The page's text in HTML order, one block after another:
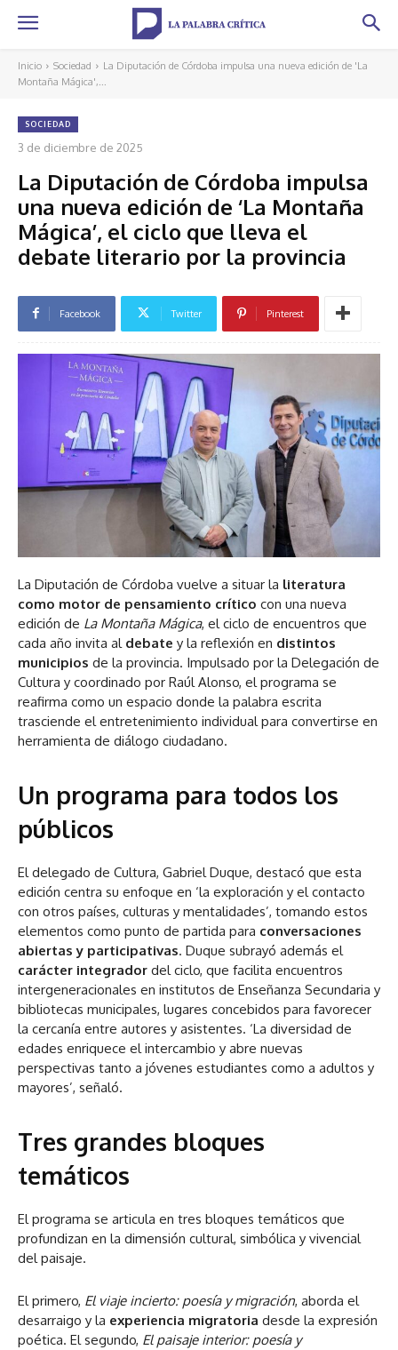
Inicio Sociedad
La Diputación de Córdoba impulsa una nueva edición de 'La
Montaña Mágica',...
SOCIEDAD
3 de diciembre de 2025
La Diputación de Córdoba impulsa
una nueva edición de ‘La Montaña
Mágica’, el ciclo que lleva el
debate literario por la provincia
Facebook Twitter Pinterest
La Diputación de Córdoba vuelve a situar la literatura
como motor de pensamiento crítico con una nueva
edición de La Montaña Mágica, el ciclo de encuentros que
cada año invita al debate y la reflexión en distintos
municipios de la provincia. Impulsado por la Delegación de
Cultura y coordinado por Raúl Alonso, el programa se
reafirma como un espacio donde la palabra escrita
trasciende el entretenimiento individual para convertirse en
herramienta de diálogo ciudadano.
Un programa para todos los
públicos
El delegado de Cultura, Gabriel Duque, destacó que esta
edición centra su enfoque en ‘la exploración y el contacto
con otros países, culturas y mentalidades’, tomando estos
elementos como punto de partida para conversaciones
abiertas y participativas. Duque subrayó además el
carácter integrador del ciclo, que facilita encuentros
intergeneracionales en institutos de Enseñanza Secundaria y
bibliotecas municipales, lugares concebidos para favorecer
la cercanía entre autores y asistentes. ‘La diversidad de
edades enriquece el intercambio y abre nuevas
perspectivas tanto a jóvenes estudiantes como a adultos y
mayores’, señaló.
Tres grandes bloques
temáticos
El programa se articula en tres bloques temáticos que
profundizan en la dimensión cultural, simbólica y vivencial
del paisaje.
El primero, El viaje incierto: poesía y migración, aborda el
desarraigo y la experiencia migratoria desde la expresión
poética. El segundo, El paisaje interior: poesía y